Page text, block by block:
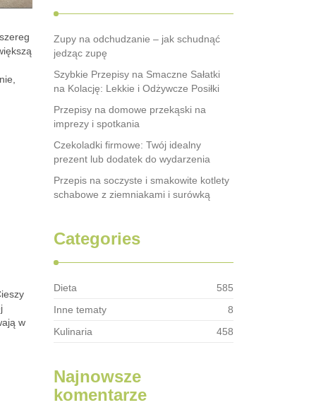
w
Zupy na odchudzanie – jak schudnąć
jedząc zupę
Szybkie Przepisy na Smaczne Sałatki
na Kolację: Lekkie i Odżywcze Posiłki
Przepisy na domowe przekąski na
imprezy i spotkania
Czekoladki firmowe: Twój idealny
prezent lub dodatek do wydarzenia
Przepis na soczyste i smakowite kotlety
schabowe z ziemniakami i surówką
Categories
Dieta
585
Inne tematy
8
Kulinaria
458
Najnowsze
komentarze